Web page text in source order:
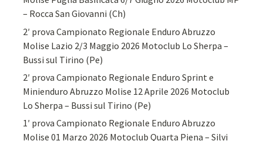
– Rocca San Giovanni (Ch)
2′ prova Campionato Regionale Enduro Abruzzo
Molise Lazio 2/3 Maggio 2026 Motoclub Lo Sherpa –
Bussi sul Tirino (Pe)
2′ prova Campionato Regionale Enduro Sprint e
Minienduro Abruzzo Molise 12 Aprile 2026 Motoclub
Lo Sherpa – Bussi sul Tirino (Pe)
1′ prova Campionato Regionale Enduro Abruzzo
Molise 01 Marzo 2026 Motoclub Quarta Piena – Silvi